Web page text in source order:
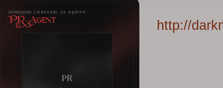
поведаю сплетню за крюге
PR-Agent http://